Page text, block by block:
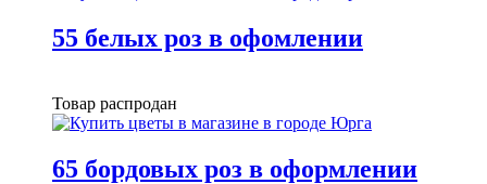
55 белых роз в офомлении
Товар распродан
65 бордовых роз в оформлении